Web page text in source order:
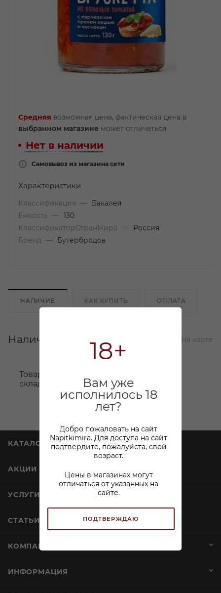
18+
Вам уже
исполнилось 18
лет?
Добро пожаловать на сайт
Napitkimira. Для доступа на сайт
подтвердите, пожалуйста, свой
возраст.
Цены в магазинах могут
отличаться от указанных на
сайте.
ПОДТВЕРЖДАЮ
Средняя возможная цена, фактическая цена в
выбранном магазине может отличаться
Нет в наличии
Самовывоз из магазина сети
Характеристики
Классификация —
Бакалея
Емкость
— 130
КлассификаторСтранМира
—
Россия
Бренд
— Бутербродов
НАЛИЧИЕ КАК КУПИТЬ ОПЛАТА
Наличие На карте
Товара нет в наличии ни на одном из
складов
КАТАЛОГ
АКЦИИ
УСЛУГИ
СТАТЬИ
КОМПАНИЯ
ИНФОРМАЦИЯ